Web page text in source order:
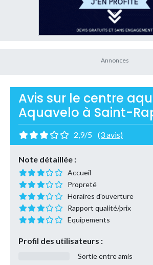
Avis sur le centre
Aquavelo à Saint-
2,9/5 (3 avis)
Note détaillée :
Accueil
Propreté
Horaires d'ouverture
Rapport qualité/prix
Equipements
Profil des utilisateurs :
Sortie entre amis